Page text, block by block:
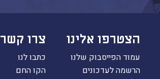
הצטרפו אלינו
עמוד הפייסבוק שלנו
הרשמה לעדכונים
צרו קשר
כתבו לנו
הקו החם